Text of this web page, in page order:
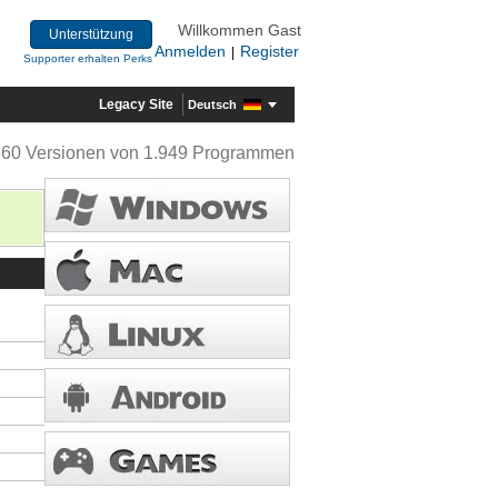
Unterstützung
Supporter erhalten Perks
Willkommen Gast
Anmelden
Register
Legacy Site Deutsch
Versionen von 1.949 Programmen